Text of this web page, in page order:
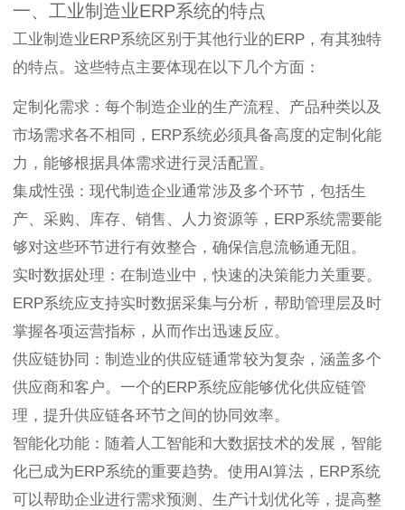
一、工业制造业ERP系统的特点
工业制造业ERP系统区别于其他行业的ERP，有其独特
的特点。这些特点主要体现在以下几个方面：
定制化需求：每个制造企业的生产流程、产品种类以及
市场需求各不相同，ERP系统必须具备高度的定制化能
力，能够根据具体需求进行灵活配置。
集成性强：现代制造企业通常涉及多个环节，包括生
产、采购、库存、销售、人力资源等，ERP系统需要能
够对这些环节进行有效整合，确保信息流畅通无阻。
实时数据处理：在制造业中，快速的决策能力关重要。
ERP系统应支持实时数据采集与分析，帮助管理层及时
掌握各项运营指标，从而作出迅速反应。
供应链协同：制造业的供应链通常较为复杂，涵盖多个
供应商和客户。一个的ERP系统应能够优化供应链管
理，提升供应链各环节之间的协同效率。
智能化功能：随着人工智能和大数据技术的发展，智能
化已成为ERP系统的重要趋势。使用AI算法，ERP系统
可以帮助企业进行需求预测、生产计划优化等，提高整